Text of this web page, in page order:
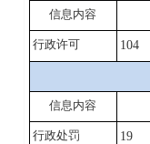
信息内容
行政许可 104
信息内容
行政处罚 19